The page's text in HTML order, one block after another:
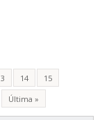
14
15
Última »